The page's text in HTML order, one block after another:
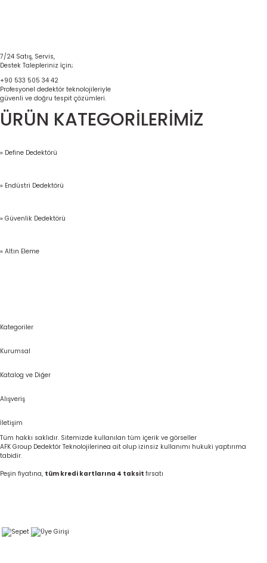
7/24 Satış, Servis,
Destek Talepleriniz İçin;
+90 533 505 34 42
Profesyonel dedektör teknolojileriyle
güvenli ve doğru tespit çözümleri.
ÜRÜN KATEGORİLERİMİZ
» Define Dedektörü
» Endüstri Dedektörü
» Güvenlik Dedektörü
» Altın Eleme
Kategoriler
Kurumsal
Katalog ve Diğer
Alışveriş
İletişim
Tüm hakkı saklıdır. Sitemizde kullanılan tüm içerik ve görseller
AFK Group Dedektör Teknolojilerinea ait olup izinsiz kullanımı hukuki yaptırıma
tabidir.
Peşin fiyatına, tüm kredi kartlarına 4 taksit fırsatı